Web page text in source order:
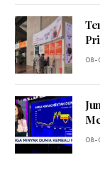
08-
08-